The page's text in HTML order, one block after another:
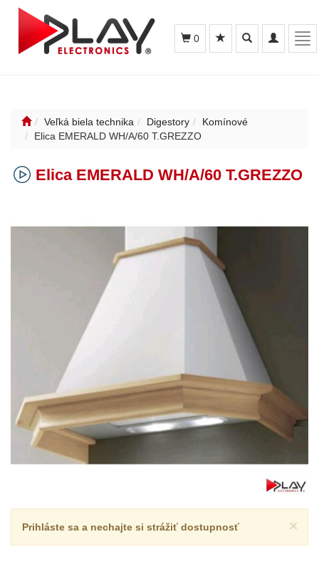
Toggle
navigation
Toggle
search
0
Veľká biela technika Digestory
Komínové
Elica EMERALD WH/A/60 T.GREZZO
Elica EMERALD WH/A/60 T.GREZZO
×
Prihláste sa a nechajte si strážiť dostupnosť